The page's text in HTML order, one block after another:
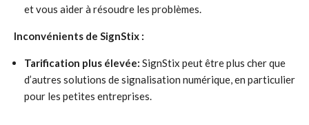
et vous aider à résoudre les problèmes.
Inconvénients de SignStix :
Tarification plus élevée: SignStix peut être plus cher que
d’autres solutions de signalisation numérique, en particulier
pour les petites entreprises.